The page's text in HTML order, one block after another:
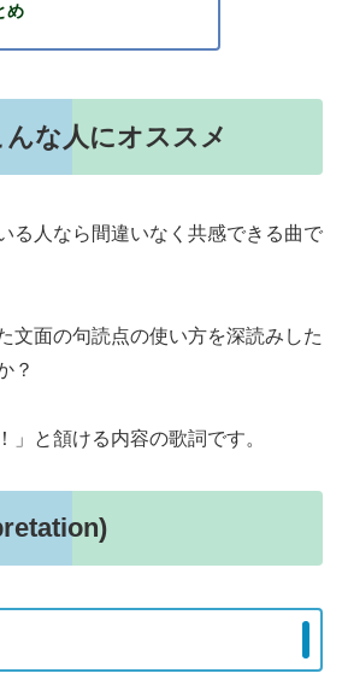
め
な人にオススメ
る人なら間違いなく共感できる曲で
文面の句読点の使い方を深読みした
？
」と頷ける内容の歌詞です。